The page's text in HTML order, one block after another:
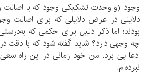
وجود (و وحدت تشکیکی وجود که با اصالت
دلایلی در عرض دلایلی که برای اصالت
بودند؛ اما ذکر دلیل برای حکمی که
چه وجهی دارد؟ شاید گفته شود که با دقت
ادعا پی برد. من خود زمانی در این راه سعی
نبرده‌ام.